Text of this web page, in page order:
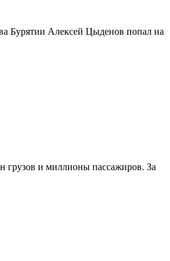
Бурятии Алексей Цыденов попал на
грузов и миллионы пассажиров. За